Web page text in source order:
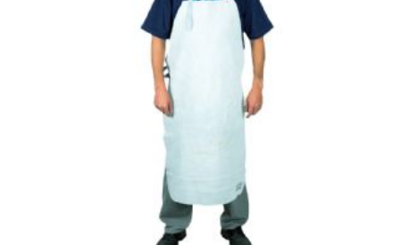
BLOG
SUSTENTABILIDADE
ATENDIMENTO